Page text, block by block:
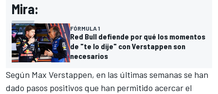
Mira:
FÓRMULA 1
Red Bull defiende por qué los momentos
de "te lo dije" con Verstappen son
necesarios
Según Max Verstappen, en las últimas semanas se han
dado pasos positivos que han permitido acercar el